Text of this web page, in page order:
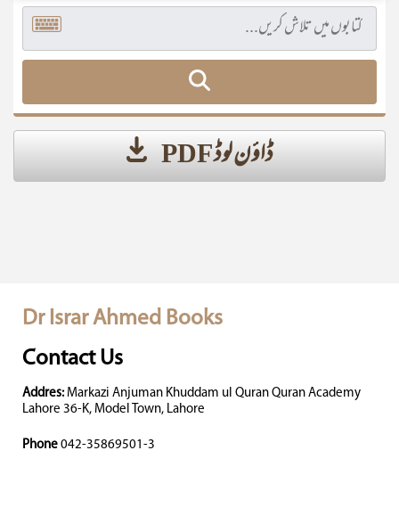
ڈاؤن لوڈ PDF
Dr Israr Ahmed Books
Contact Us
Addres: Markazi Anjuman Khuddam ul Quran Quran Academy
Lahore 36-K, Model Town, Lahore
Phone 042-35869501-3